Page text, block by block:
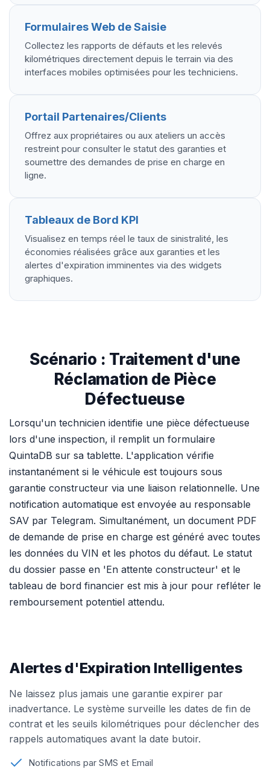
Formulaires Web de Saisie
Collectez les rapports de défauts et les relevés
kilométriques directement depuis le terrain via des
interfaces mobiles optimisées pour les techniciens.
Portail Partenaires/Clients
Offrez aux propriétaires ou aux ateliers un accès
restreint pour consulter le statut des garanties et
soumettre des demandes de prise en charge en
ligne.
Tableaux de Bord KPI
Visualisez en temps réel le taux de sinistralité, les
économies réalisées grâce aux garanties et les
alertes d'expiration imminentes via des widgets
graphiques.
Scénario : Traitement d'une
Réclamation de Pièce
Défectueuse
Lorsqu'un technicien identifie une pièce défectueuse
lors d'une inspection, il remplit un formulaire
QuintaDB sur sa tablette. L'application vérifie
instantanément si le véhicule est toujours sous
garantie constructeur via une liaison relationnelle. Une
notification automatique est envoyée au responsable
SAV par Telegram. Simultanément, un document PDF
de demande de prise en charge est généré avec toutes
les données du VIN et les photos du défaut. Le statut
du dossier passe en 'En attente constructeur' et le
tableau de bord financier est mis à jour pour refléter le
remboursement potentiel attendu.
Alertes d'Expiration Intelligentes
Ne laissez plus jamais une garantie expirer par
inadvertance. Le système surveille les dates de fin de
contrat et les seuils kilométriques pour déclencher des
rappels automatiques avant la date butoir.
Notifications par SMS et Email